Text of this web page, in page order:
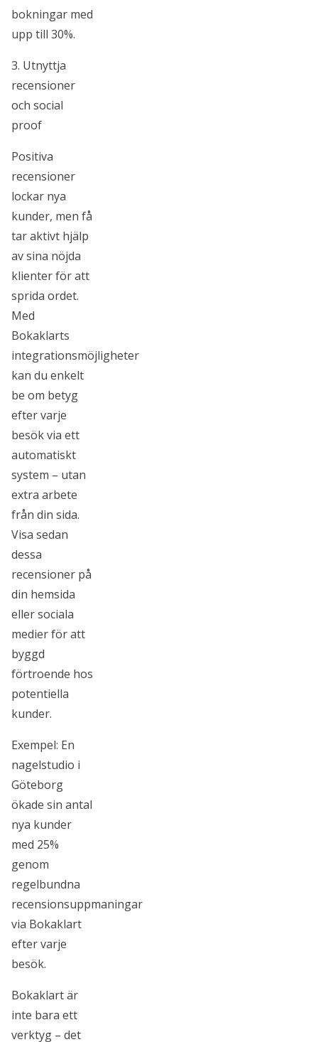
bokningar med
upp till 30%.
3. Utnyttja
recensioner
och social
proof
Positiva
recensioner
lockar nya
kunder, men få
tar aktivt hjälp
av sina nöjda
klienter för att
sprida ordet.
Med
Bokaklarts
integrationsmöjligheter
kan du enkelt
be om betyg
efter varje
besök via ett
automatiskt
system – utan
extra arbete
från din sida.
Visa sedan
dessa
recensioner på
din hemsida
eller sociala
medier för att
byggd
förtroende hos
potentiella
kunder.
Exempel: En
nagelstudio i
Göteborg
ökade sin antal
nya kunder
med 25%
genom
regelbundna
recensionsuppmaningar
via Bokaklart
efter varje
besök.
Bokaklart är
inte bara ett
verktyg – det